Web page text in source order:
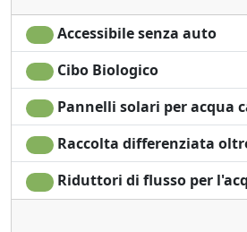
con figli.
Nella nostra sala ristorante è
prima colazione o, su richiesta,
giornata.
Nei nostri menu proponiamo
tradizione ligure, ma non solo,
possibile i nostri prodotti
miele, uova, olio, confetture,
biologiche del nostro
Il giardino esterno è ombreggiato
pergolato di uva, così come la
Accessibile senza auto
Cibo Biologico
Pannelli solari per acqua
Raccolta differenziata
Riduttori di flusso per